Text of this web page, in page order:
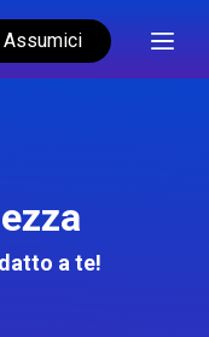
Assumici
a te!